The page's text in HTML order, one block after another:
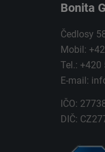
Bonita
Čedlosy
Mobil:
Tel.: +420
E-mail:
IČO:
DIČ: